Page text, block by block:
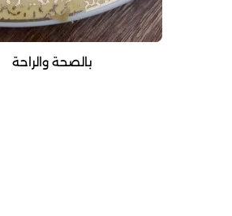
بالصحة والراحة